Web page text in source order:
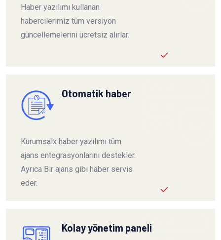
Haber yazılımı kullanan
habercilerimiz tüm versiyon
güncellemelerini ücretsiz alırlar.
Otomatik haber
Kurumsalx haber yazılımı tüm
ajans entegrasyonlarını destekler.
Ayrıca Bir ajans gibi haber servis
eder.
Kolay yönetim paneli